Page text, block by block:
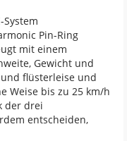
Pin-Ring
mit einem
Gewicht und
flüsterleise und
Weise bis zu 25 km/h
der drei
entscheiden,